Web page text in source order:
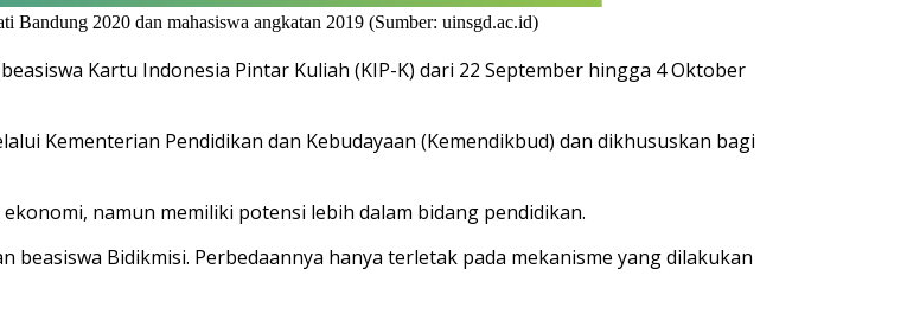
2020 dan mahasiswa angkatan 2019 (Sumber: uinsgd.ac.id)
Kartu Indonesia Pintar Kuliah (KIP-K) dari 22 September hingga 4 Oktober
Kementerian Pendidikan dan Kebudayaan (Kemendikbud) dan dikhususkan bagi
namun memiliki potensi lebih dalam bidang pendidikan.
Bidikmisi. Perbedaannya hanya terletak pada mekanisme yang dilakukan